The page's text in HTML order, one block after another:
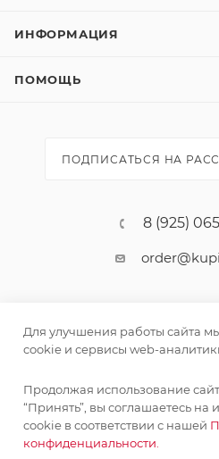
ИНФОРМАЦИЯ
ПОМОЩЬ
ПОДПИСАТЬСЯ НА
8 (925)
©КупиКашпо
Для улучшения работы сайта
cookie и сервисы web-
Продолжая использование
“Принять”, вы соглашаетесь на
cookie в соответствии с нашей
конфиденциальности.